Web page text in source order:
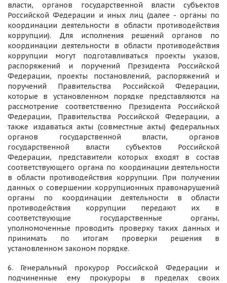
власти, органов государственной власти субъектов
Российской Федерации и иных лиц (далее - органы по
координации деятельности в области противодействия
коррупции). Для исполнения решений органов по
координации деятельности в области противодействия
коррупции могут подготавливаться проекты указов,
распоряжений и поручений Президента Российской
Федерации, проекты постановлений, распоряжений и
поручений Правительства Российской Федерации,
которые в установленном порядке представляются на
рассмотрение соответственно Президента Российской
Федерации, Правительства Российской Федерации, а
также издаваться акты (совместные акты) федеральных
органов государственной власти, органов
государственной власти субъектов Российской
Федерации, представители которых входят в состав
соответствующего органа по координации деятельности
в области противодействия коррупции. При получении
данных о совершении коррупционных правонарушений
органы по координации деятельности в области
противодействия коррупции передают их в
соответствующие государственные органы,
уполномоченные проводить проверку таких данных и
принимать по итогам проверки решения в
установленном законом порядке.
6. Генеральный прокурор Российской Федерации и
подчиненные ему прокуроры в пределах своих